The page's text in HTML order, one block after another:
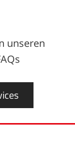
unseren